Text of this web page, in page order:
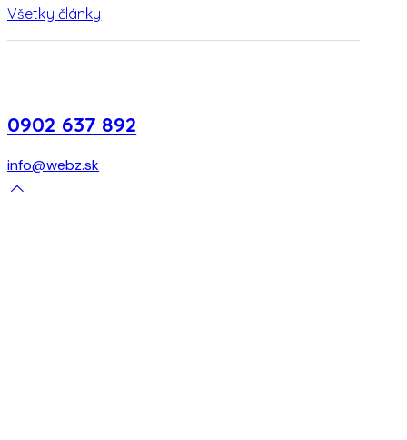
Všetky články
0902 637 892
info@webz.sk